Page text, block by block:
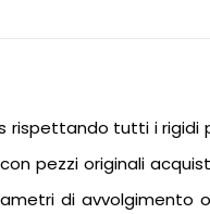
rispettando tutti i
pezzi originali
di avvolgimento